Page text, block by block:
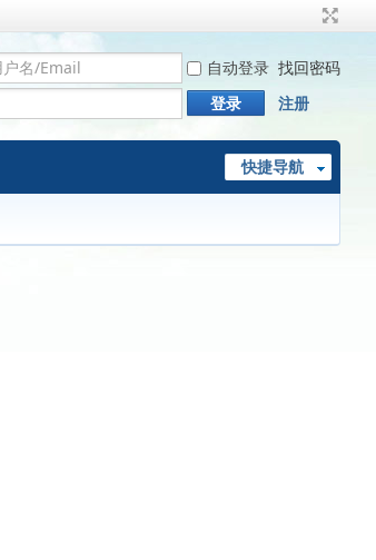
自动登录 找回密码
登录 注册
快捷导航